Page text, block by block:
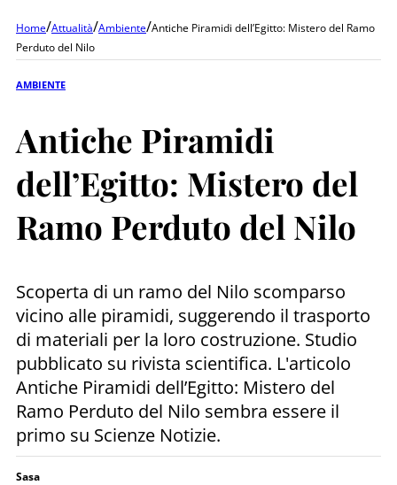
Home/Attualità/Ambiente/Antiche Piramidi dell’Egitto: Mistero del Ramo
Perduto del Nilo
AMBIENTE
Antiche Piramidi
dell’Egitto: Mistero del
Ramo Perduto del Nilo
Scoperta di un ramo del Nilo scomparso
vicino alle piramidi, suggerendo il trasporto
di materiali per la loro costruzione. Studio
pubblicato su rivista scientifica. L'articolo
Antiche Piramidi dell’Egitto: Mistero del
Ramo Perduto del Nilo sembra essere il
primo su Scienze Notizie.
Sasa